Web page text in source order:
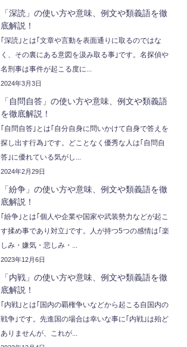
「深読」の使い方や意味、例文や類義語を徹
底解説！
｢深読｣とは｢文章や言動を表面通りに取るのではな
く、その裏にある意図を汲み取る事｣です。名探偵や
名刑事は事件が起こる度に...
2024年3月3日
「自問自答」の使い方や意味、例文や類義語
を徹底解説！
｢自問自答｣とは｢自分自身に問いかけて自身で答えを
探し出す行為｣です。どことなく優秀な人は｢自問自
答｣に優れている気がし...
2024年2月29日
「紛争」の使い方や意味、例文や類義語を徹
底解説！
｢紛争｣とは｢個人や企業や国家や武装勢力などが起こ
す揉め事であり対立｣です。人が持つ5つの感情は｢楽
しみ・嫌気・悲しみ・...
2023年12月6日
「内戦」の使い方や意味、例文や類義語を徹
底解説！
｢内戦｣とは｢国内の覇権争いなどから起こる自国内の
戦争｣です。先進国の場合は幸いな事に｢内戦｣は殆ど
ありませんが、これが...